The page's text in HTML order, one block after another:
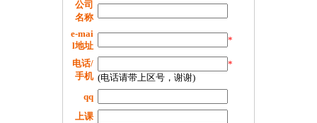
公司
名称
e-mai
l地址
*
电话/
手机
*
(电话请带上区号，谢谢)
qq
上课